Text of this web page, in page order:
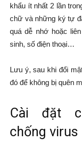
khẩu ít nhất 2 lần
chữ và những ký tự
quá dễ nhớ hoặc
sinh, số điện thoại…
Lưu ý, sau khi đổi
đó để không bị quên
Cài đặt
chống virus